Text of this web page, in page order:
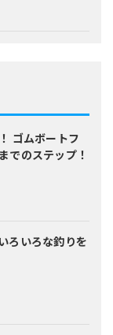
ゴムボートフ
でのステップ！
ろいろな釣りを